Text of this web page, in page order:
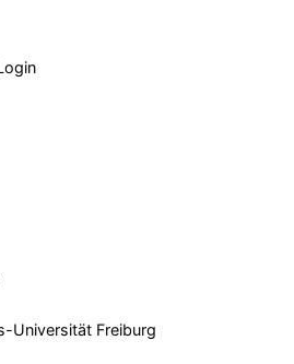
Universität Freiburg